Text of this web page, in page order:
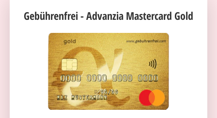
Gebührenfrei - Advanzia Mastercard Gold